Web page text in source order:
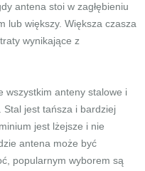
antena stoi w zagłębieniu
lub większy. Większa czasza
wynikające z
wszystkim anteny stalowe i
jest tańsza i bardziej
jest lżejsze i nie
antena może być
popularnym wyborem są